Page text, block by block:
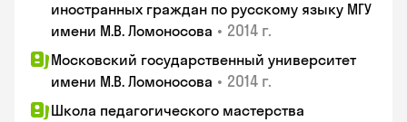
иностранных граждан по русскому языку МГУ
имени М.В. Ломоносова • 2014 г.
Московский государственный университет
имени М.В. Ломоносова • 2014 г.
Школа педагогического мастерства